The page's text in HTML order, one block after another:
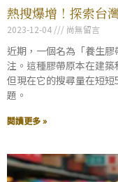
熱搜爆增！探索台
2023-12-04 尚無留言
近期，一個名為「養生
注。這種膠帶原本在建築
但現在它的搜尋量在短
題。
閱讀更多 »